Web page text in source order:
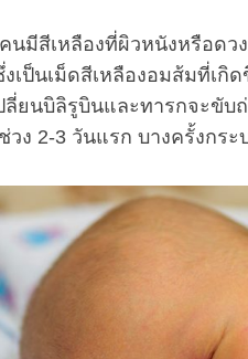
นมีสีเหลืองที่ผิวหนังหรือดว
งเป็นเม็ดสีเหลืองอมส้มที่เ
ลี่ยนบิลิรูบินและทารกจะขับ
วง 2-3 วันแรก บางครั้งกร